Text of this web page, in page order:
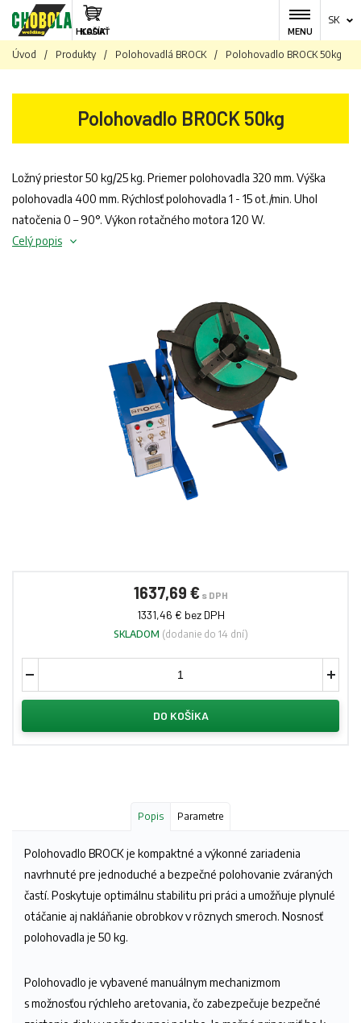
MENU
KOŠÍK
SK
HĽADAŤ
Úvod / Produkty / Polohovadlá BROCK / Polohovadlo BROCK 50kg
Polohovadlo BROCK 50kg
Ložný priestor 50 kg/25 kg. Priemer polohovadla 320 mm. Výška
polohovadla 400 mm. Rýchlosť polohovadla 1 - 15 ot./min. Uhol
natočenia 0 – 90°. Výkon rotačného motora 120 W.
Celý popis
1637,69 € s DPH
1331,46 € bez DPH
SKLADOM (dodanie do 14 dní)
DO KOŠÍKA
Popis Parametre
Polohovadlo BROCK je kompaktné a výkonné zariadenia
navrhnuté pre jednoduché a bezpečné polohovanie zváraných
častí. Poskytuje optimálnu stabilitu pri práci a umožňuje plynulé
otáčanie aj nakláňanie obrobkov v rôznych smeroch. Nosnosť
polohovadla je 50 kg.
Polohovadlo je vybavené manuálnym mechanizmom
s možnosťou rýchleho aretovania, čo zabezpečuje bezpečné